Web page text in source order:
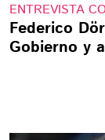
ENTREVISTA
Federico
Gobierno y